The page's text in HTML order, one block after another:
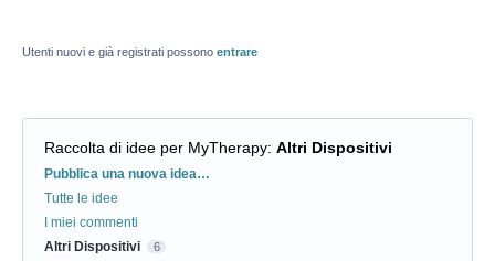
Utenti nuovi e già registrati possono entrare
Raccolta di idee per MyTherapy: Altri Dispositivi
Categorie
Pubblica una nuova idea…
Tutte le idee
I miei commenti
Altri Dispositivi
6